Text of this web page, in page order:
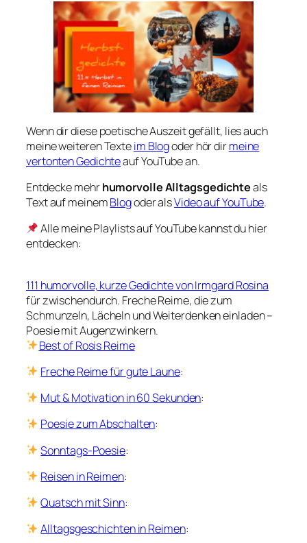
Wenn dir diese poetische Auszeit gefällt, lies auch
meine weiteren Texteim Blogoder hör dirmeine
vertonten Gedichteauf YouTube an.
Entdecke mehrhumorvolle Alltagsgedichteals
Text auf meinemBlogoder alsVideo auf YouTube.
Alle meine Playlists auf YouTube kannst du hier
entdecken:
111 humorvolle, kurze Gedichte von Irmgard Rosina
für zwischendurch. Freche Reime, die zum
Schmunzeln, Lächeln und Weiterdenken einladen –
Poesie mit Augenzwinkern.
Best of Rosis Reime
Freche Reime fürgute Laune:
Mut & Motivation in 60 Sekunden:
Poesie zum Abschalten:
Sonntags-Poesie:
Reisen in Reimen:
Quatsch mit Sinn:
Alltagsgeschichten in Reimen: